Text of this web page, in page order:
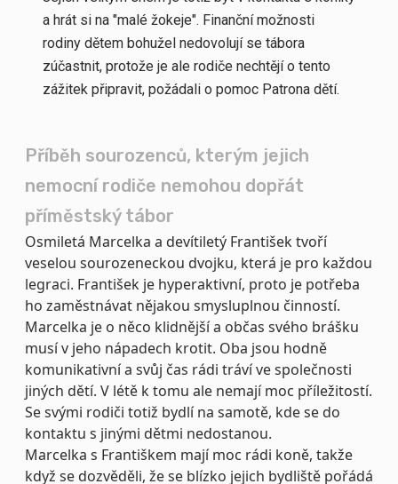
a hrát si na "malé žokeje". Finanční možnosti
rodiny dětem bohužel nedovolují se tábora
zúčastnit, protože je ale rodiče nechtějí o tento
zážitek připravit, požádali o pomoc Patrona dětí.
Příběh sourozenců, kterým jejich
nemocní rodiče nemohou dopřát
příměstský tábor
Osmiletá Marcelka a devítiletý František tvoří
veselou sourozeneckou dvojku, která je pro každou
legraci. František je hyperaktivní, proto je potřeba
ho zaměstnávat nějakou smysluplnou činností.
Marcelka je o něco klidnější a občas svého brášku
musí v jeho nápadech krotit. Oba jsou hodně
komunikativní a svůj čas rádi tráví ve společnosti
jiných dětí. V létě k tomu ale nemají moc příležitostí.
Se svými rodiči totiž bydlí na samotě, kde se do
kontaktu s jinými dětmi nedostanou.
Marcelka s Františkem mají moc rádi koně, takže
když se dozvěděli, že se blízko jejich bydliště pořádá